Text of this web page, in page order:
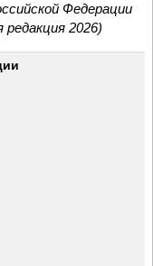
Федерации
2026)